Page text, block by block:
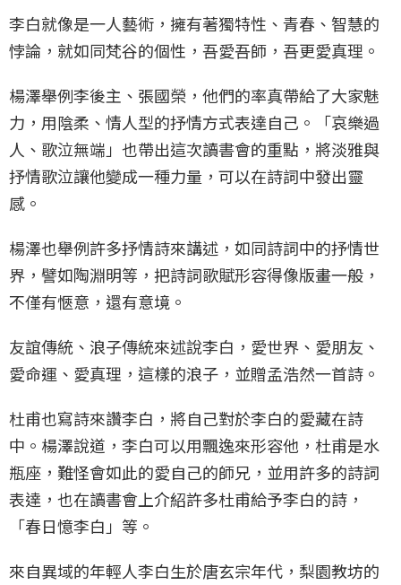
李白就像是一人藝術，擁有著獨特性、青春、智慧的
悖論，就如同梵谷的個性，吾愛吾師，吾更愛真理。
楊澤舉例李後主、張國榮，他們的率真帶給了大家魅
力，用陰柔、情人型的抒情方式表達自己。「哀樂過
人、歌泣無端」也帶出這次讀書會的重點，將淡雅與
抒情歌泣讓他變成一種力量，可以在詩詞中發出靈
感。
楊澤也舉例許多抒情詩來講述，如同詩詞中的抒情世
界，譬如陶淵明等，把詩詞歌賦形容得像版畫一般，
不僅有愜意，還有意境。
友誼傳統、浪子傳統來述說李白，愛世界、愛朋友、
愛命運、愛真理，這樣的浪子，並贈孟浩然一首詩。
杜甫也寫詩來讚李白，將自己對於李白的愛藏在詩
中。楊澤說道，李白可以用飄逸來形容他，杜甫是水
瓶座，難怪會如此的愛自己的師兄，並用許多的詩詞
表達，也在讀書會上介紹許多杜甫給予李白的詩，
「春日憶李白」等。
來自異域的年輕人李白生於唐玄宗年代，梨園教坊的